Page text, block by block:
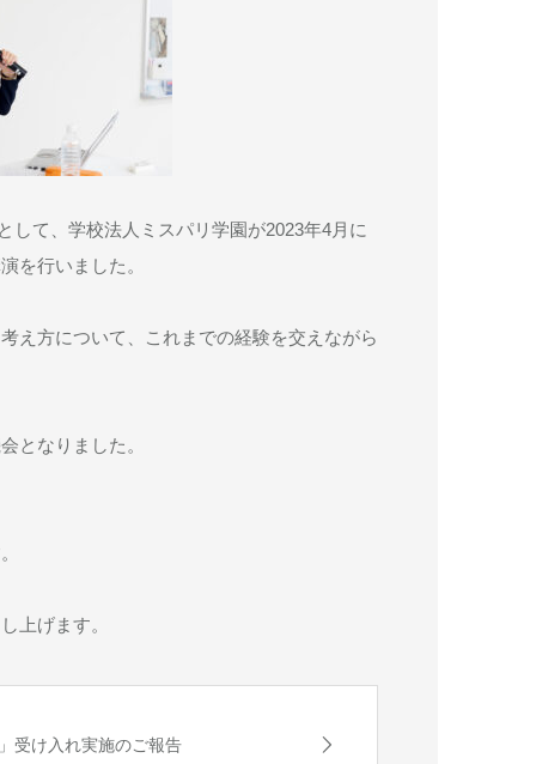
て、学校法人ミスパリ学園が2023年4月に
を行いました。
え方について、これまでの経験を交えながら
となりました。
上げます。
受け入れ実施のご報告